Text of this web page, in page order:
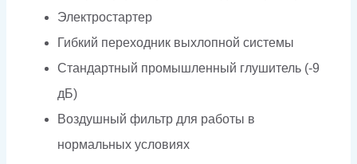
Электростартер
Гибкий переходник выхлопной системы
Стандартный промышленный глушитель (-9
дБ)
Воздушный фильтр для работы в
нормальных условиях